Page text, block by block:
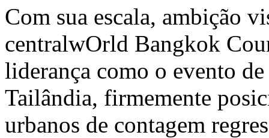
Com sua escala, ambição
centralwOrld Bangkok
liderança como o evento
Tailândia, firmemente
urbanos de contagem